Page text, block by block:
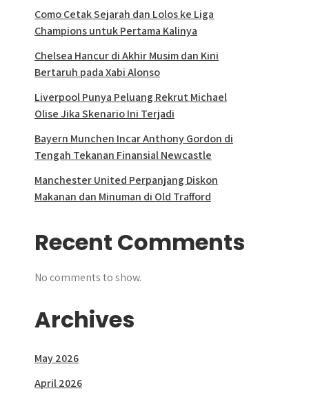
Como Cetak Sejarah dan Lolos ke Liga
Champions untuk Pertama Kalinya
Chelsea Hancur di Akhir Musim dan Kini
Bertaruh pada Xabi Alonso
Liverpool Punya Peluang Rekrut Michael
Olise Jika Skenario Ini Terjadi
Bayern Munchen Incar Anthony Gordon di
Tengah Tekanan Finansial Newcastle
Manchester United Perpanjang Diskon
Makanan dan Minuman di Old Trafford
Recent Comments
No comments to show.
Archives
May 2026
April 2026